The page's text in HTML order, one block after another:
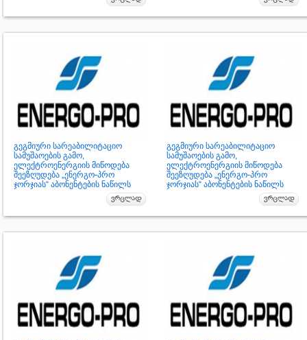
გეგმიური სარეაბილიტაციო
სამუშაოების გამო,
ელექტროენერგიის მიწოდება
შეეზღუდება „ენერგო-პრო
ჯორჯიას“ აბონენტების ნაწილს
გეგმიური სარეაბილიტაციო
სამუშაოების გამო,
ელექტროენერგიის მიწოდება
შეეზღუდება „ენერგო-პრო
ჯორჯიას“ აბონენტების ნაწილს